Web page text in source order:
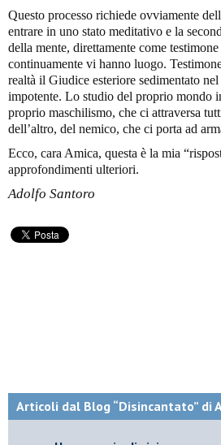
Questo processo richiede ovviamente
entrare in uno stato meditativo e la
della mente, direttamente come
continuamente vi hanno luogo.
realtà il Giudice esteriore sedimentato
impotente. Lo studio del proprio mondo
proprio maschilismo, che ci attraversa
dell’altro, del nemico, che ci porta ad
Ecco, cara Amica, questa è la mia
approfondimenti ulteriori.
Adolfo Santoro
Articoli dal Blog “Disincantato” di